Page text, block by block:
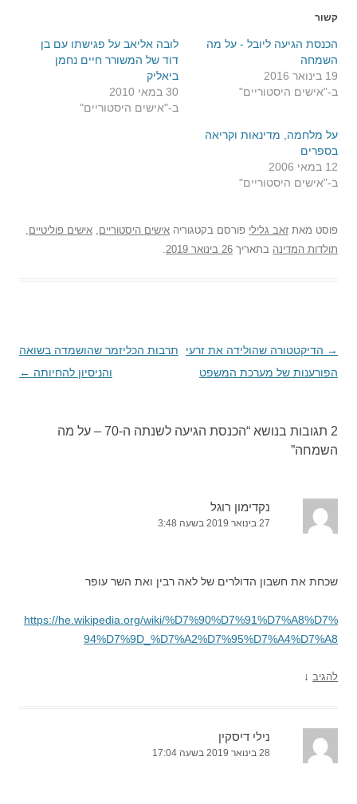
קשור
הכנסת הגיעה ליובל - על מה
השמחה
19 בינואר 2016
ב-"אישים היסטוריים"
לובה אליאב על פגישתו עם בן
דוד של המשורר חיים נחמן
ביאליק
30 במאי 2010
ב-"אישים היסטוריים"
על מלחמה, מדינאות וקריאה
בספרים
12 במאי 2006
ב-"אישים היסטוריים"
פוסט מאת זאב גלילי פורסם בקטגוריה אישים היסטוריים, אישים פוליטיים,
תולדות המדינה בתאריך 26 בינואר 2019 .
ניווט
בפוסטים
→ הדיקטטורה שהולידה את זרעי
הפורענות של מערכת המשפט
תרבות הכליזמר שהושמדה בשואה
והניסיון להחיותה ←
2 תגובות בנושא “
הכנסת הגיעה לשנתה ה-70 – על מה
השמחה”
נקדימון רוגל
27 בינואר 2019 בשעה 3:48
שכחת את חשבון הדולרים של לאה רבין ואת השר עופר
https://he.wikipedia.org/wiki/%D7%90%D7%91%D7%A8%D7%
94%D7%9D_%D7%A2%D7%95%D7%A4%D7%A8
להגיב ↓
נילי דיסקין
28 בינואר 2019 בשעה 17:04